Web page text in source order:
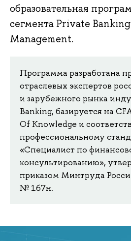
образовательная
сегмента Private
Management.
Программа разработана
отраслевых экспертов
и зарубежного рынка
Banking, базируется на
Of Knowledge и
профессиональному
«Специалист по
консультированию»,
приказом Минтруда
№ 167н.